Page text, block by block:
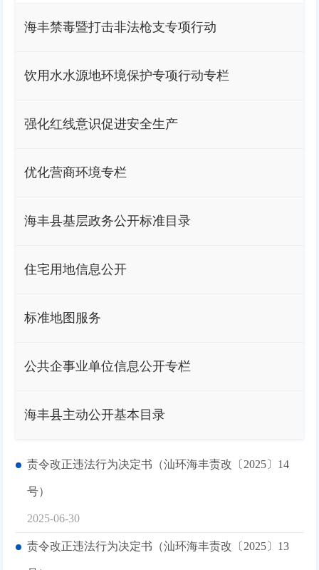
海丰禁毒暨打击非法枪支专项行动
饮用水水源地环境保护专项行动专栏
强化红线意识促进安全生产
优化营商环境专栏
海丰县基层政务公开标准目录
住宅用地信息公开
标准地图服务
公共企事业单位信息公开专栏
海丰县主动公开基本目录
责令改正违法行为决定书（汕环海丰责改〔2025〕14
号）
2025-06-30
责令改正违法行为决定书（汕环海丰责改〔2025〕13